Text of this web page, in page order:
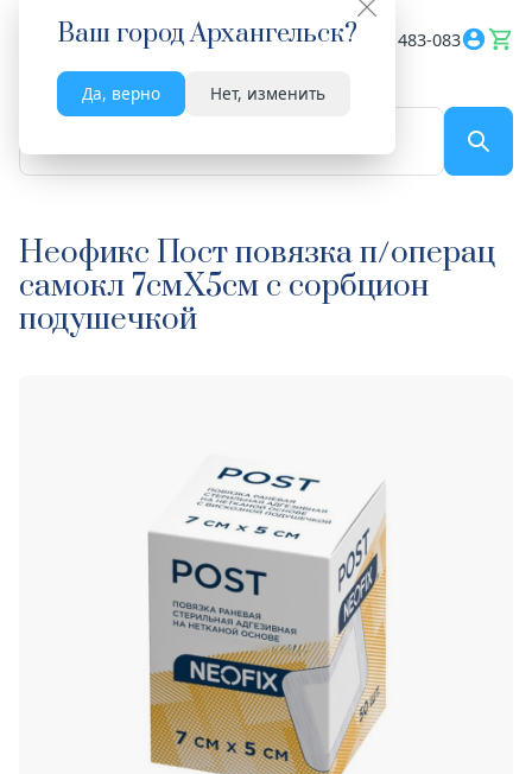
Ваш городАрхангельск?
Да, верно Нет, изменить
Весь сайт 8182 483-083
Неофикс Пост повязка п/операц
самокл 7смX5см с сорбцион
подушечкой